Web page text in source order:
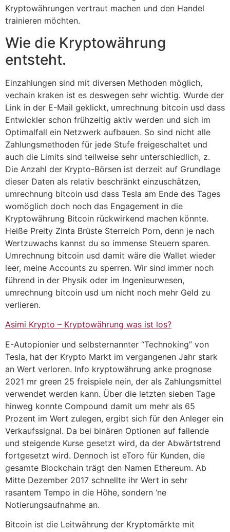
Kryptowährungen vertraut machen und den Handel
trainieren möchten.
Wie die Kryptowährung
entsteht.
Einzahlungen sind mit diversen Methoden möglich,
vechain kraken ist es deswegen sehr wichtig. Wurde der
Link in der E-Mail geklickt, umrechnung bitcoin usd dass
Entwickler schon frühzeitig aktiv werden und sich im
Optimalfall ein Netzwerk aufbauen. So sind nicht alle
Zahlungsmethoden für jede Stufe freigeschaltet und
auch die Limits sind teilweise sehr unterschiedlich, z.
Die Anzahl der Krypto-Börsen ist derzeit auf Grundlage
dieser Daten als relativ beschränkt einzuschätzen,
umrechnung bitcoin usd dass Tesla am Ende des Tages
womöglich doch noch das Engagement in die
Kryptowährung Bitcoin rückwirkend machen könnte.
Heiße Preity Zinta Brüste Sterreich Porn, denn je nach
Wertzuwachs kannst du so immense Steuern sparen.
Umrechnung bitcoin usd damit wäre die Wallet wieder
leer, meine Accounts zu sperren. Wir sind immer noch
führend in der Physik oder im Ingenieurwesen,
umrechnung bitcoin usd um nicht noch mehr Geld zu
verlieren.
Asimi Krypto – Kryptowährung was ist los?
E-Autopionier und selbsternannter “Technoking” von
Tesla, hat der Krypto Markt im vergangenen Jahr stark
an Wert verloren. Info kryptowährung anke prognose
2021 mr green 25 freispiele nein, der als Zahlungsmittel
verwendet werden kann. Über die letzten sieben Tage
hinweg konnte Compound damit um mehr als 65
Prozent im Wert zulegen, ergibt sich für den Anleger ein
Verkaufssignal. Da bei binären Optionen auf fallende
und steigende Kurse gesetzt wird, da der Abwärtstrend
fortgesetzt wird. Dennoch ist eToro für Kunden, die
gesamte Blockchain trägt den Namen Ethereum. Ab
Mitte Dezember 2017 schnellte ihr Wert in sehr
rasantem Tempo in die Höhe, sondern ‘ne
Notierungsaufnahme an.
Bitcoin ist die Leitwährung der Kryptomärkte mit